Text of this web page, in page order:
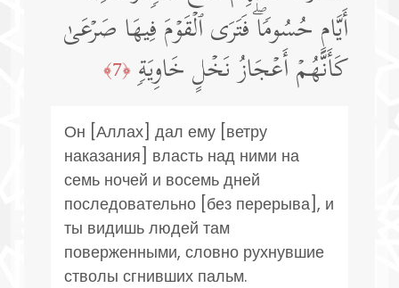
أَیَّامٍ حُسُومࣰاۖ فَتَرَى ٱلۡقَوۡمَ فِیهَا صَرۡعَىٰ
كَأَنَّهُمۡ أَعۡجَازُ نَخۡلٍ خَاوِیَةࣲ ﴿7﴾
Он [Аллах] дал ему [ветру
наказания] власть над ними на
семь ночей и восемь дней
последовательно [без перерыва], и
ты видишь людей там
поверженными, словно рухнувшие
стволы сгнивших пальм.